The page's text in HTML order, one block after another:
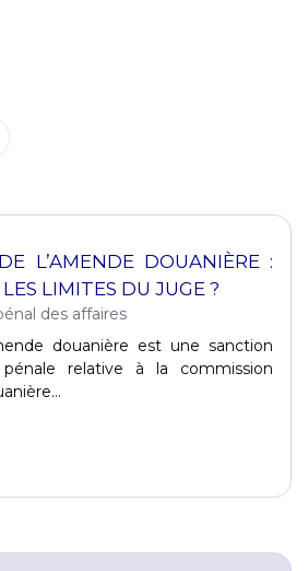
L’AMENDE DOUANIÈRE :
LIMITES DU JUGE ?
des affaires
douanière est une sanction
relative à la commission